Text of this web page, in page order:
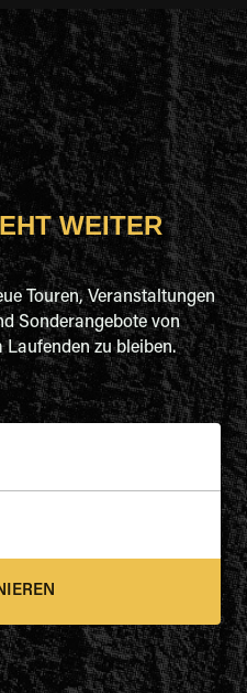
WEITER
Touren, Veranstaltungen
Sonderangebote von
Laufenden zu bleiben.